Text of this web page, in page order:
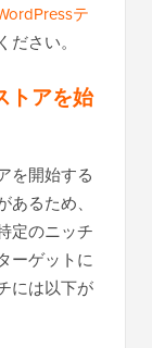
テ
さい。
トアを始
を開始する
るため、
定のニッチ
ーゲットに
には以下が